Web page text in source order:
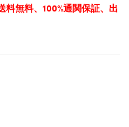
無料、100%通関保証、出